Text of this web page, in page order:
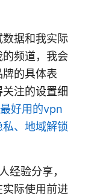
据和我实际
频道，我会
的具体表
注的设置细
好用的vpn
、地域解锁
经验分享，
际使用前进